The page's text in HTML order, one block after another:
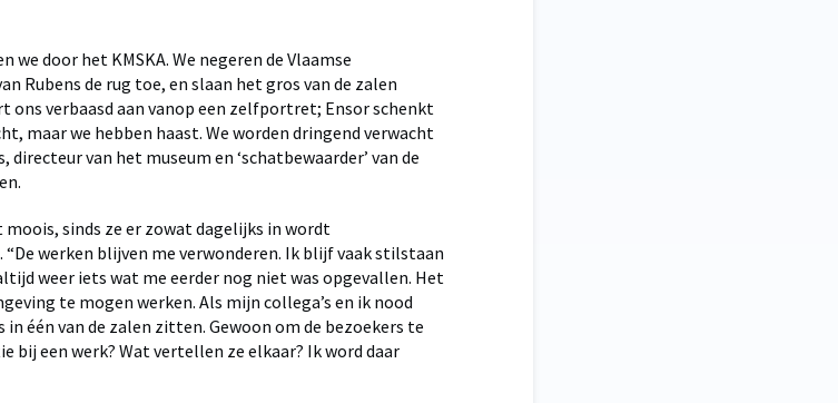
door het KMSKA. We negeren de Vlaamse
Rubens de rug toe, en slaan het gros van de zalen
ons verbaasd aan vanop een zelfportret; Ensor schenkt
maar we hebben haast. We worden dringend verwacht
van het museum en ‘schatbewaarder’ van de
sinds ze er zowat dagelijks in wordt
“De werken blijven me verwonderen. Ik blijf vaak stilstaan
weer iets wat me eerder nog niet was opgevallen. Het
te mogen werken. Als mijn collega’s en ik nood
in één van de zalen zitten. Gewoon om de bezoekers te
bij een werk? Wat vertellen ze elkaar? Ik word daar